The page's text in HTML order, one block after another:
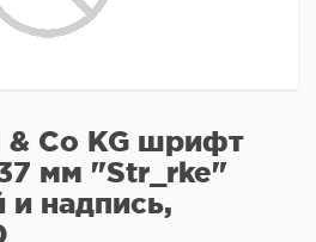
& Co KG шрифт
мм "Str_rke"
надпись,